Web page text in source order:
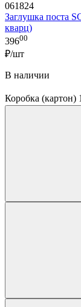
061824
Заглушка поста
кварц)
39600
₽/шт
В наличии
Коробка